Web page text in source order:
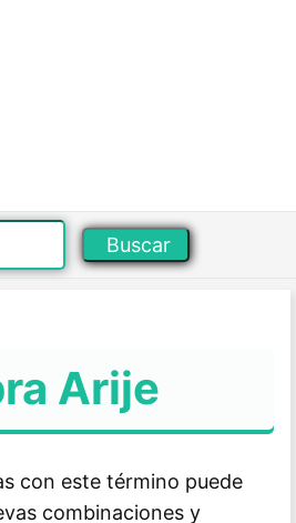
Buscar
Arije
con este término puede
combinaciones y